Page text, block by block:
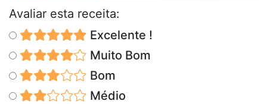
Avaliar esta receita:
Excelente !
Muito Bom
Bom
Médio